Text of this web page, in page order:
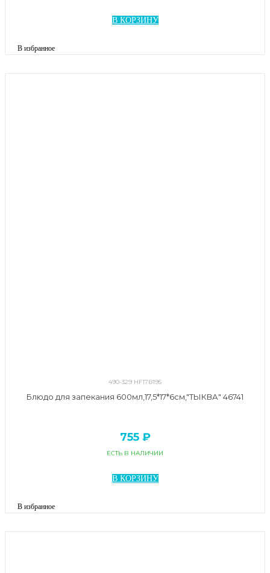
В КОРЗИНУ
В избранное
490-329 HF17B195
Блюдо для запекания 600мл,17,5*17*6см,"ТЫКВА" 46741
755 ₽
ЕСТЬ В НАЛИЧИИ
В КОРЗИНУ
В избранное